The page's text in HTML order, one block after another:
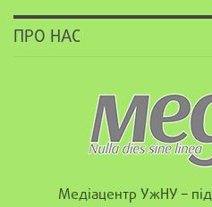
ПРО НАС
Медіацентр УжНУ –